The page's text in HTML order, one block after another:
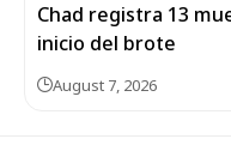
Chad registra 13
inicio del brote
August 7, 2026